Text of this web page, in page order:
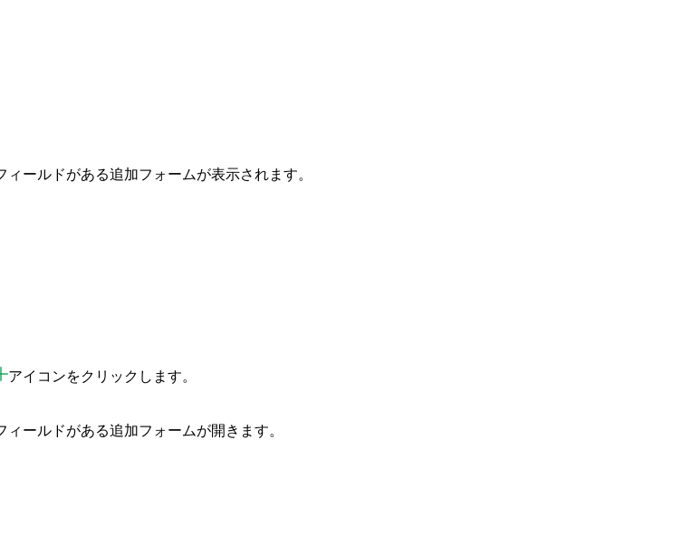
ールドがある追加フォームが表示されます。
アイコンをクリックします。
ールドがある追加フォームが開きます。